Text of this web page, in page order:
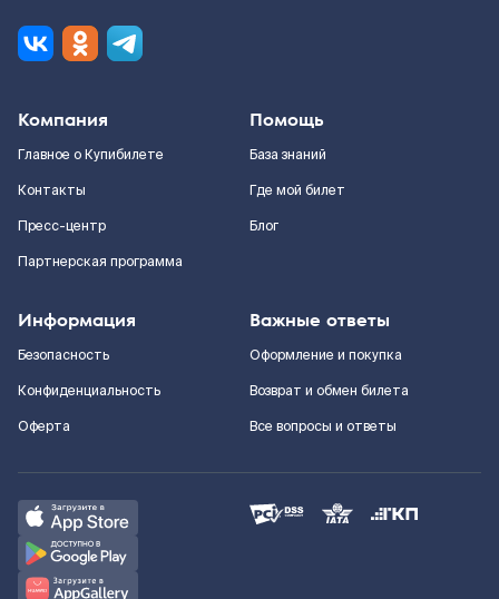
Компания
Главное о Купибилете
Контакты
Пресс-центр
Партнерская программа
Помощь
База знаний
Где мой билет
Блог
Информация
Безопасность
Конфиденциальность
Оферта
Важные ответы
Оформление и покупка
Возврат и обмен билета
Все вопросы и ответы